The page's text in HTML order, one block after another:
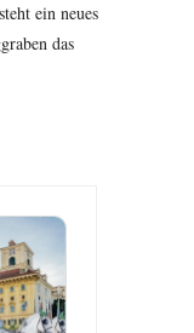
ein neues
das